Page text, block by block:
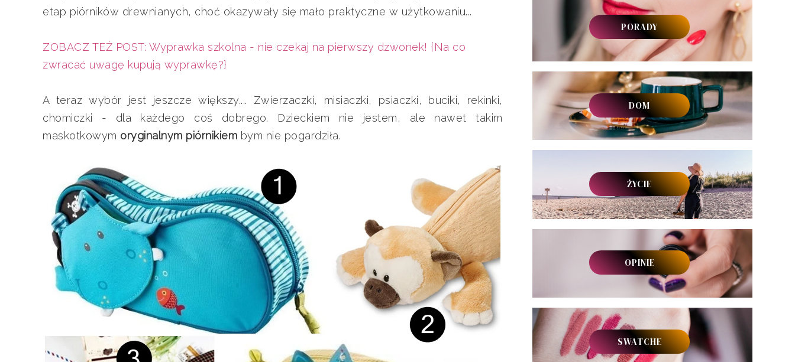
etap piórników drewnianych, choć okazywały się mało praktyczne w użytkowaniu...
ZOBACZ TEŻ POST: Wyprawka szkolna - nie czekaj na pierwszy dzwonek! {Na co
zwracać uwagę kupują wyprawkę?}
A teraz wybór jest jeszcze większy.... Zwierzaczki, misiaczki, psiaczki, buciki, rekinki,
chomiczki - dla każdego coś dobrego. Dzieckiem nie jestem, ale nawet takim
maskotkowym oryginalnym piórnikiem bym nie pogardziła.
PORADY
DOM
ŻYCIE
OPINIE
SWATCHE